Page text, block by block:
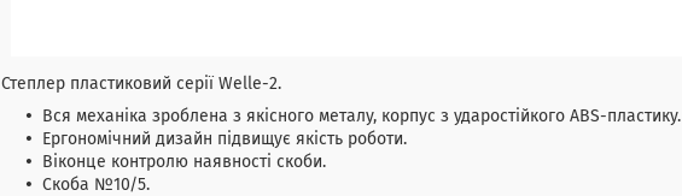
Степлер пластиковий серії Welle-2.
Вся механіка зроблена з якісного металу, корпус з ударостійкого ABS-пластику.
Ергономічний дизайн підвищує якість роботи.
Віконце контролю наявності скоби.
Скоба №10/5.